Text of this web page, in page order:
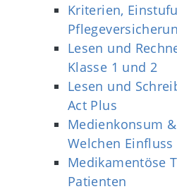
Kriterien,
Lesen und
Klasse 1 und 2
Lesen und
Act Plus
Medienkonsum
Welchen
Medikamentöse
Patienten